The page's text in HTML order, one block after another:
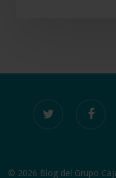
© 2026 Blog del Grupo